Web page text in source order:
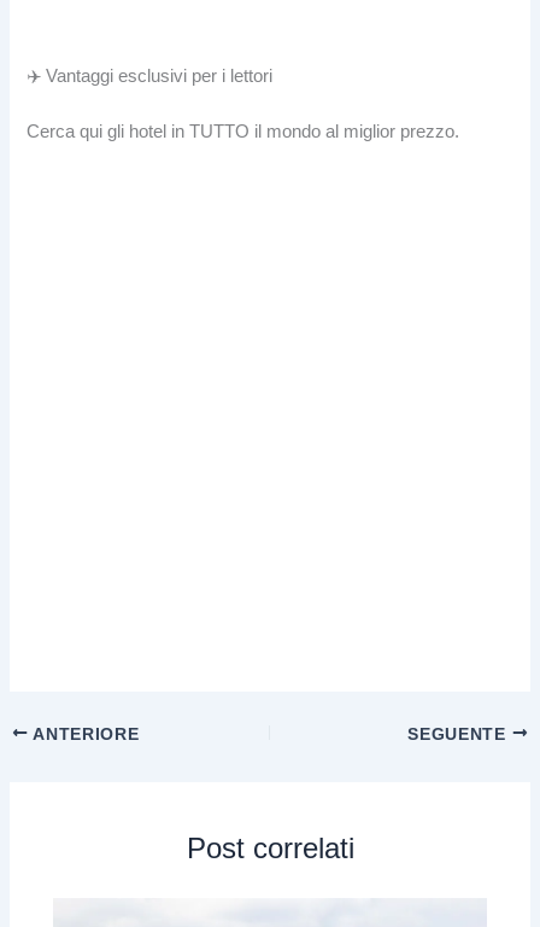
✈️ Vantaggi esclusivi per i lettori
Cerca qui gli hotel in TUTTO il mondo al miglior prezzo.
ANTERIORE SEGUENTE
Post correlati